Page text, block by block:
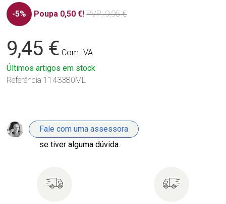
-5% Poupa 0,50 €! PVP: 9,95 €
9,45 € Com IVA
Últimos artigos em stock
Referência 1143380ML
Fale com uma assessora
se tiver alguma dúvida.